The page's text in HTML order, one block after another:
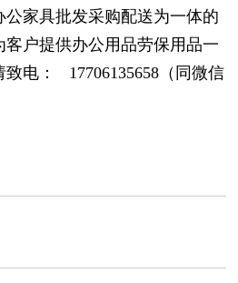
家具批发采购配送为一体的
客户提供办公用品劳保用品一
电：
17706135658（同微信